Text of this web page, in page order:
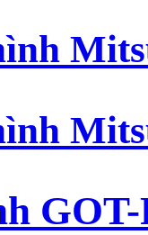
GOT-